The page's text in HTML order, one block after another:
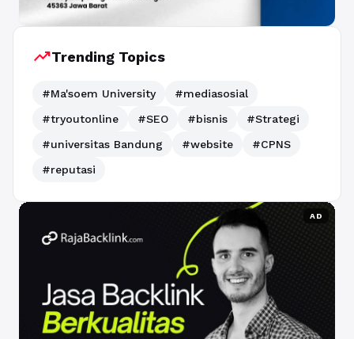
trending_upTrending Topics
#Ma'soem University
#mediasosial
#tryoutonline
#SEO #bisnis
#Strategi
#universitas Bandung
#website
#CPNS
#reputasi
AD